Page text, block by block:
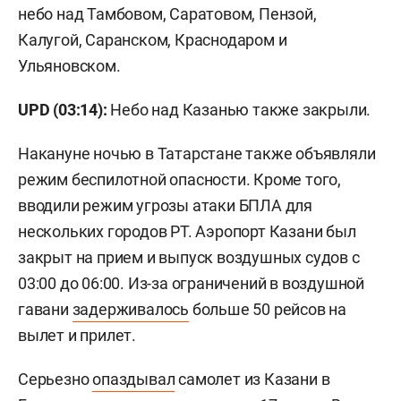
небо над Тамбовом, Саратовом, Пензой,
Калугой, Саранском, Краснодаром и
Ульяновском.
UPD (03:14): Небо над Казанью также закрыли.
Накануне ночью в Татарстане также объявляли
режим беспилотной опасности. Кроме того,
вводили режим угрозы атаки БПЛА для
нескольких городов РТ. Аэропорт Казани был
закрыт на прием и выпуск воздушных судов с
03:00 до 06:00. Из-за ограничений в воздушной
гавани задерживалось больше 50 рейсов на
вылет и прилет.
Серьезноопаздывалсамолет из Казани в